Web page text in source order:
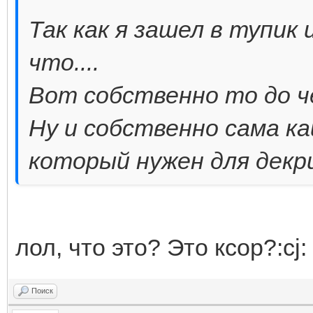
byte[]
UnkKey)
{
byte[] Array =
1973428001u;
int n = 4 *
Так как я зашел в
что....
Вот собственно то до
Ну и собственно сама
который нужен для
лол, что это? Это ксор?:cj:
Поиск